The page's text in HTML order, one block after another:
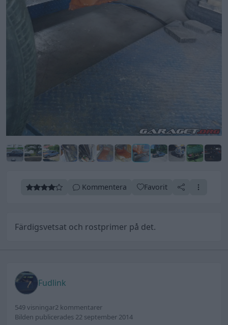
Kommentera Favorit
Färdigsvetsat och rostprimer på det.
Fudlink
549 visningar2 kommentarer
Bilden publicerades 22 september 2014